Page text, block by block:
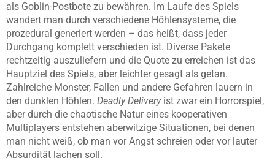
als Goblin-Postbote zu bewähren. Im Laufe des Spiels
wandert man durch verschiedene Höhlensysteme, die
prozedural generiert werden – das heißt, dass jeder
Durchgang komplett verschieden ist. Diverse Pakete
rechtzeitig auszuliefern und die Quote zu erreichen ist das
Hauptziel des Spiels, aber leichter gesagt als getan.
Zahlreiche Monster, Fallen und andere Gefahren lauern in
den dunklen Höhlen. Deadly Deliveryist zwar ein Horrorspiel,
aber durch die chaotische Natur eines kooperativen
Multiplayers entstehen aberwitzige Situationen, bei denen
man nicht weiß, ob man vor Angst schreien oder vor lauter
Absurdität lachen soll.